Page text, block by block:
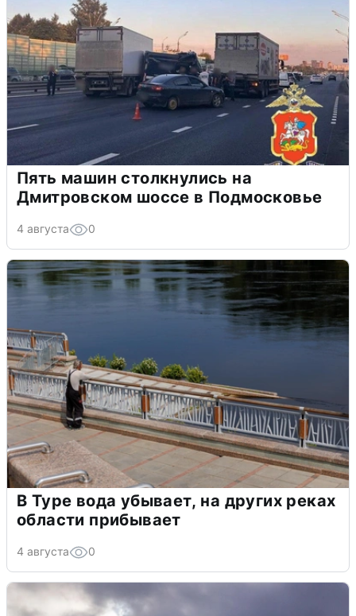
Пять машин столкнулись на
Дмитровском шоссе в Подмосковье
4 августа 0
В Туре вода убывает, на других реках
области прибывает
4 августа 0